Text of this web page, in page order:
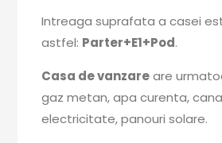
Intreaga suprafata a casei
astfel: Parter+E1+Pod.
Casa de vanzareare
gaz metan, apa curenta,
electricitate, panouri solare.